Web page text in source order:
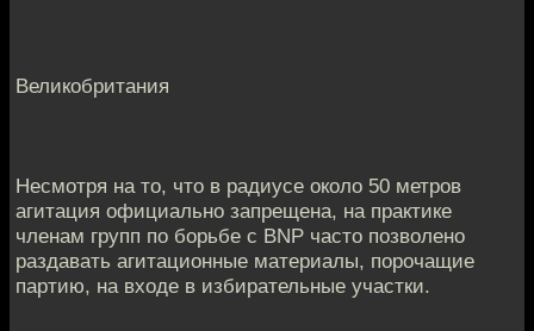
Великобритания
Несмотря на то, что в радиусе около 50 метров
агитация официально запрещена, на практике
членам групп по борьбе с BNP часто позволено
раздавать агитационные материалы, порочащие
партию, на входе в избирательные участки.